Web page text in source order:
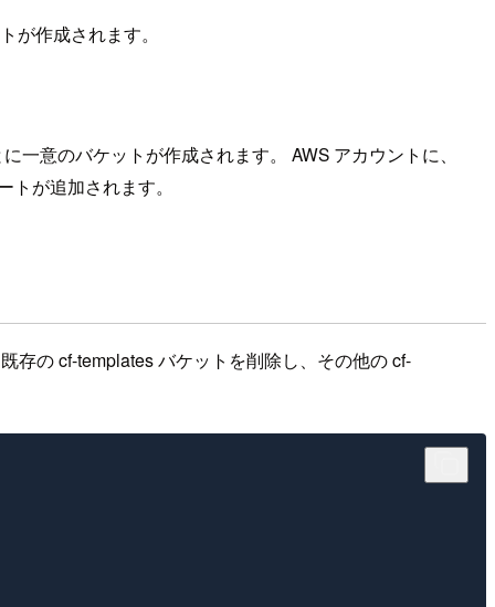
が作成されます。
意のバケットが作成されます。 AWS アカウントに、
が追加されます。
存の cf-templates バケットを削除し、その他の cf-